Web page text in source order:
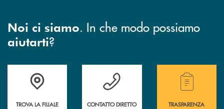
Noi ci siamo. In che modo possiamo
aiutarti?
Accedi all' elenco completo di indirizzo, telefono e mail delle nostre
TROVA LA FILIALE
Hai bisogno di assistenza immediata?
CONTATTO DIRETTO
Hai bisogno di
TRASPARENZA